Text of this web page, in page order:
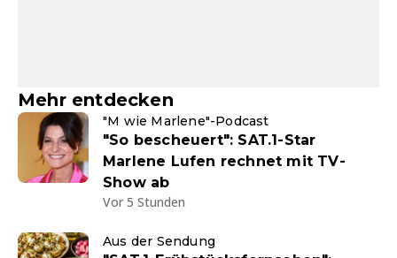
Mehr entdecken
"M wie Marlene"-Podcast
"So bescheuert": SAT.1-Star
Marlene Lufen rechnet mit TV-
Show ab
Vor 5 Stunden
Aus der Sendung